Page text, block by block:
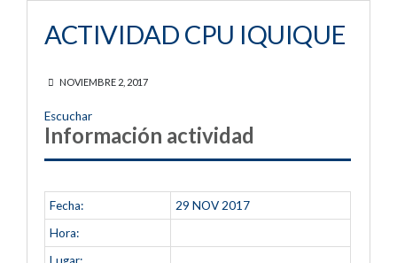
ACTIVIDAD CPU IQUIQUE
NOVIEMBRE 2, 2017
Escuchar
Información actividad
Fecha: 29 NOV 2017
Hora:
Lugar: